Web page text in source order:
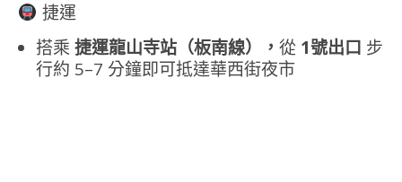
捷運
搭乘 捷運龍山寺站（板南線）， 從 1號出口 步
行約 5–7 分鐘即可抵達華西街夜市